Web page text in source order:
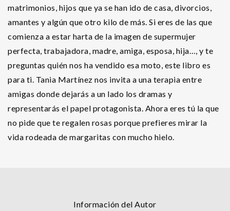
matrimonios, hijos que ya se han ido de casa, divorcios,
amantes y algún que otro kilo de más. Si eres de las que
comienza a estar harta de la imagen de supermujer
perfecta, trabajadora, madre, amiga, esposa, hija…, y te
preguntas quién nos ha vendido esa moto, este libro es
para ti. Tania Martínez nos invita a una terapia entre
amigas donde dejarás a un lado los dramas y
representarás el papel protagonista. Ahora eres tú la que
no pide que te regalen rosas porque prefieres mirar la
vida rodeada de margaritas con mucho hielo.
Información del Autor